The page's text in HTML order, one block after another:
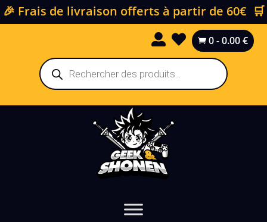
🎉 Frais de livraison offerts à partir de 60€ 🛒
   0-0.00€
Recherche
de
produits